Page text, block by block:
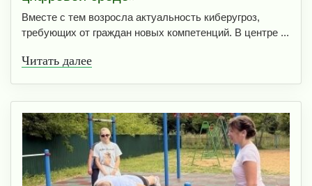
Вместе с тем возросла актуальность киберугроз,
требующих от граждан новых компетенций. В центре ...
Читать далее